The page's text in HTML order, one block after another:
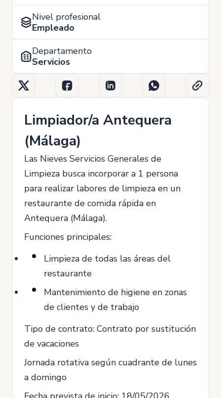
Nivel profesional
Empleado
Departamento
Servicios
Limpiador/a Antequera
(Málaga)
Las Nieves Servicios Generales de
Limpieza busca incorporar a 1 persona
para realizar labores de limpieza en un
restaurante de comida rápida en
Antequera (Málaga).
Funciones principales:
Limpieza de todas las áreas del
restaurante
Mantenimiento de higiene en zonas
de clientes y de trabajo
Tipo de contrato: Contrato por sustitución
de vacaciones
Jornada rotativa según cuadrante de lunes
a domingo